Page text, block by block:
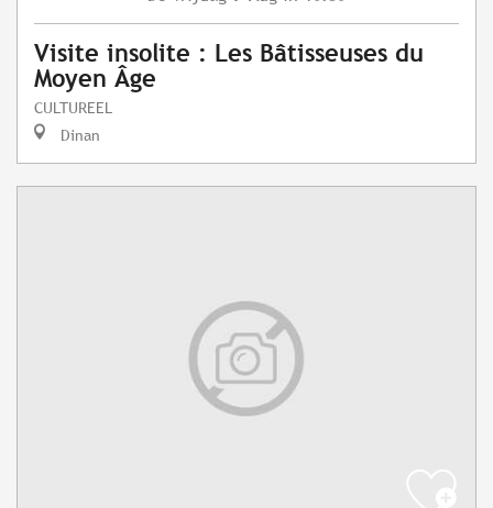
Visite insolite : Les Bâtisseuses du
Moyen Âge
CULTUREEL
Dinan